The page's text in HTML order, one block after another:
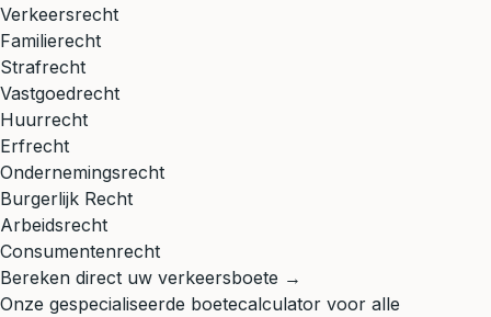
Verkeersrecht
Familierecht
Strafrecht
Vastgoedrecht
Huurrecht
Erfrecht
Ondernemingsrecht
Burgerlijk Recht
Arbeidsrecht
Consumentenrecht
Bereken direct uw verkeersboete →
Onze gespecialiseerde boetecalculator voor alle